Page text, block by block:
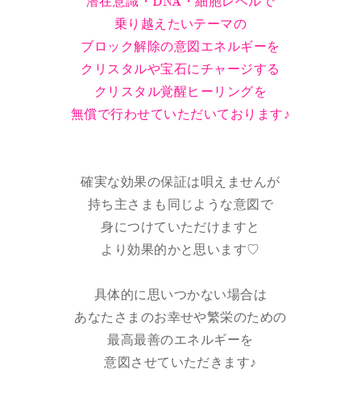
乗り越えたいテーマの
ブロック解除の意図エネルギーを
クリスタルや宝石にチャージする
クリスタル覚醒ヒーリングを
無償で行わせていただいております♪
確実な効果の保証は唄えませんが
持ち主さまも同じような意図で
身につけていただけますと
より効果的かと思います♡
具体的に思いつかない場合は
あなたさまのお幸せや繁栄のための
最高最善のエネルギーを
意図させていただきます♪